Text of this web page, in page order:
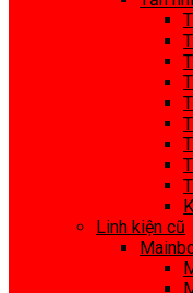
Linh kiện cũ